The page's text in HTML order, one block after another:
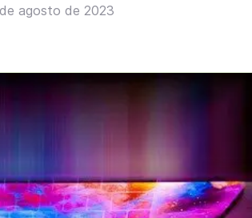
agosto de 2023